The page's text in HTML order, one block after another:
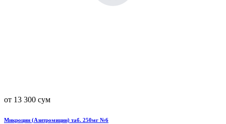
от 13 300 сум
Микроцин (Азитромицин) таб. 250мг №6